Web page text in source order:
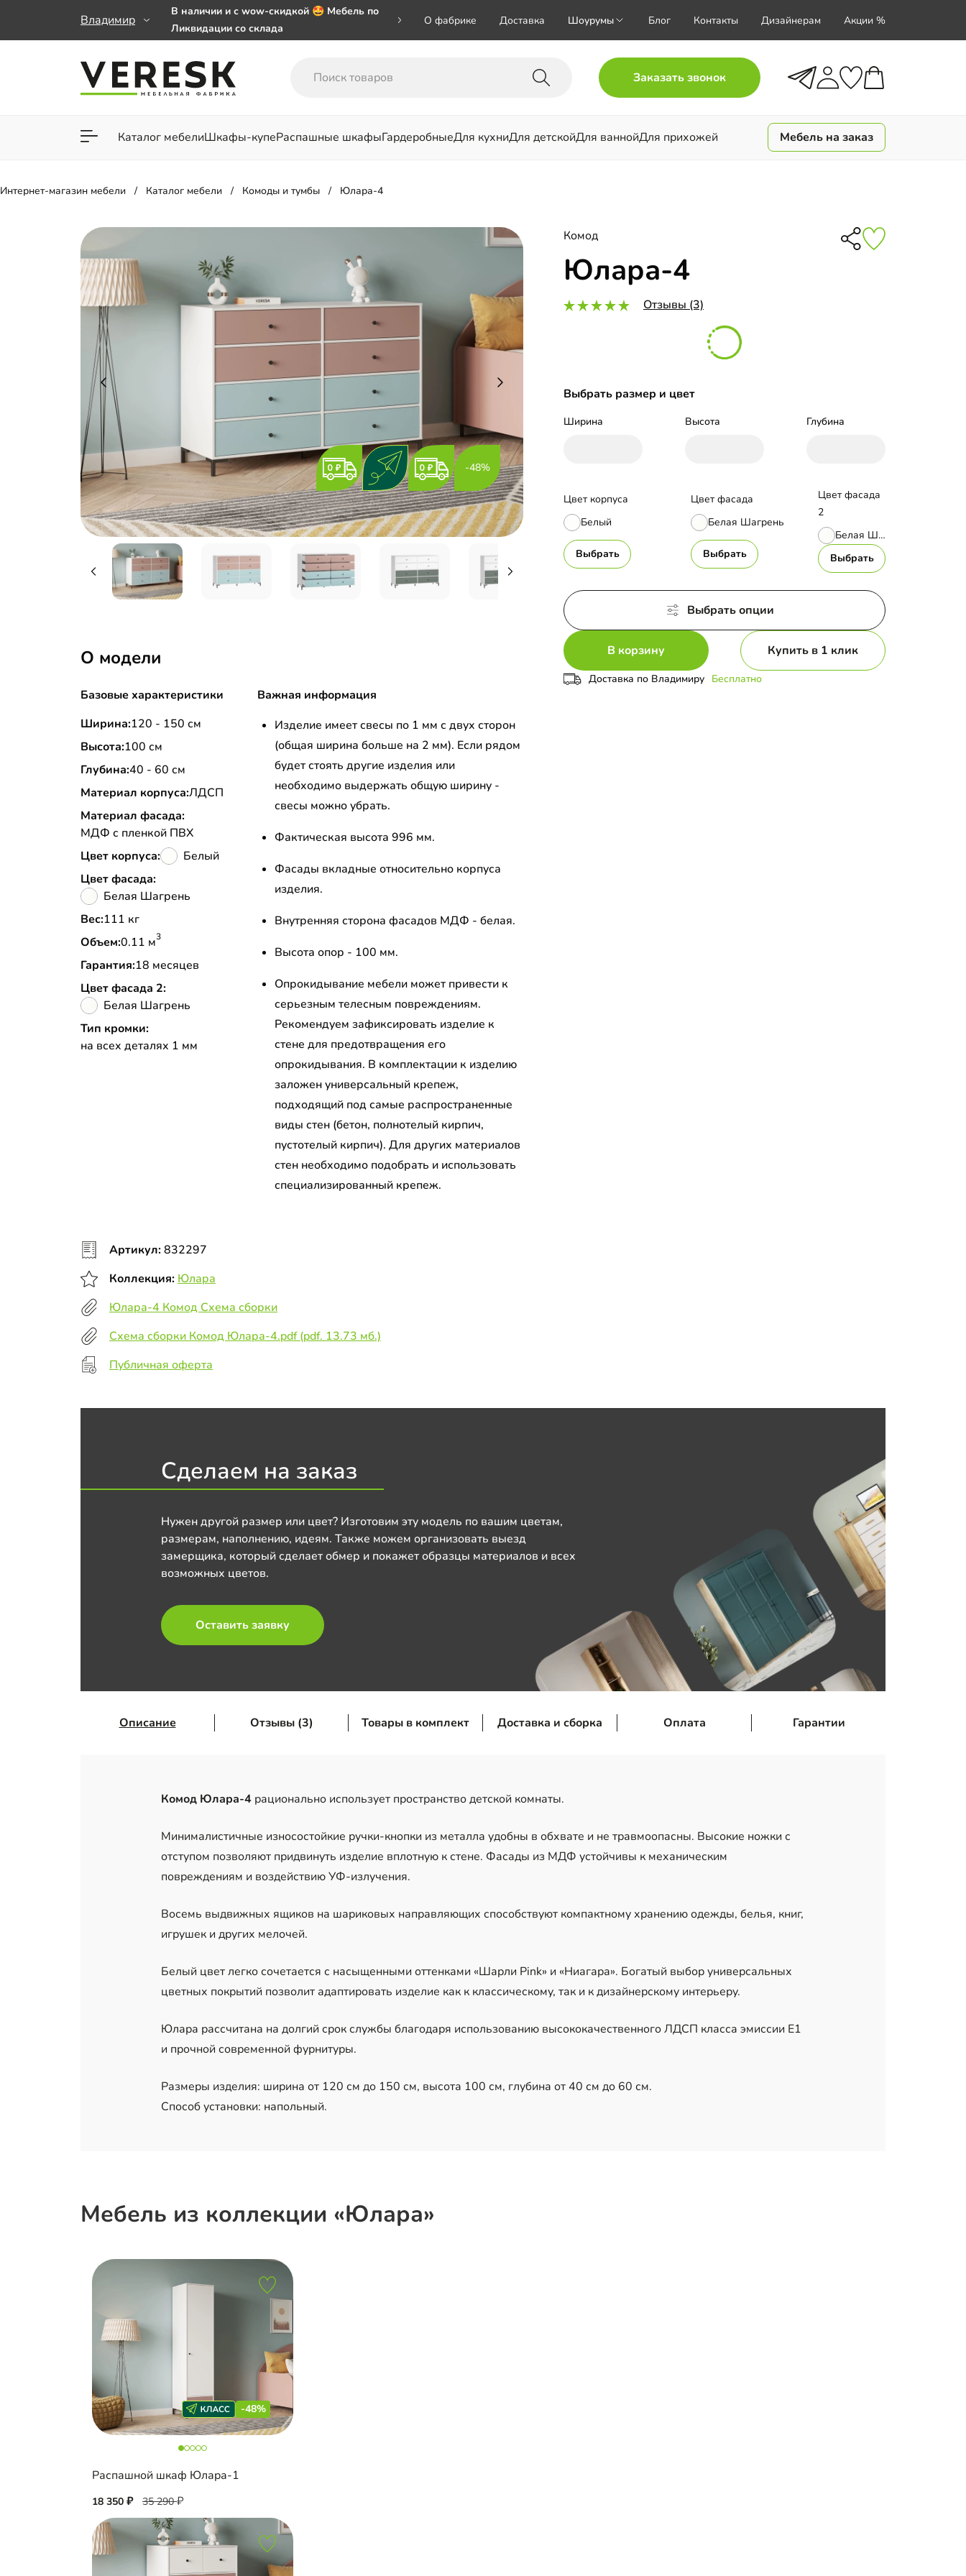
Владимир
В наличии и с wow-скидкой 🤩 Мебель по
Ликвидации со склада
заказе от 50 000 ₽
Важно! Наш Whatsapp переехал на номер
О фабрике Доставка Шоурумы Блог Контакты Дизайнерам Акции %
Заказать звонок
Каталог мебелиШкафы-купеРаспашные шкафыГардеробныеДля кухниДля детскойДля ваннойДля прихожей
Для гостиной Для спальни
Мебель на заказ
Интернет-магазин мебели Каталог мебели Комоды и тумбы Юлара-4
-48%
Комод
Юлара-4
Отзывы (3)
Выбрать размер и цвет
Ширина Высота Глубина
Цвет корпуса
Белый
Выбрать
Цвет фасада
Белая Шагрень
Выбрать
Цвет фасада
2
Белая Шагрень
Выбрать
Выбрать опции
В корзину Купить в 1 клик
Доставка по Владимиру Бесплатно
О модели
Базовые характеристики
Ширина:120 - 150 см
Высота:100 см
Глубина:40 - 60 см
Материал корпуса:ЛДСП
Материал фасада:
МДФ с пленкой ПВХ
Цвет корпуса:
Белый
Цвет фасада:
Белая Шагрень
Вес:
111 кг
Объем:
0.11 м3
Гарантия:18 месяцев
Цвет фасада 2:
Белая Шагрень
Тип кромки:
на всех деталях 1 мм
Важная информация
Изделие имеет свесы по 1 мм с двух сторон
(общая ширина больше на 2 мм). Если рядом
будет стоять другие изделия или
необходимо выдержать общую ширину -
свесы можно убрать.
Фактическая высота 996 мм.
Фасады вкладные относительно корпуса
изделия.
Внутренняя сторона фасадов МДФ - белая.
Высота опор - 100 мм.
Опрокидывание мебели может привести к
серьезным телесным повреждениям.
Рекомендуем зафиксировать изделие к
стене для предотвращения его
опрокидывания. В комплектации к изделию
заложен универсальный крепеж,
подходящий под самые распространенные
виды стен (бетон, полнотелый кирпич,
пустотелый кирпич). Для других материалов
стен необходимо подобрать и использовать
специализированный крепеж.
Артикул:832297
Коллекция: Юлара
Юлара-4 Комод Схема сборки
Схема сборки Комод Юлара-4.pdf (pdf. 13.73 мб.)
Публичная оферта
Сделаем на заказ
Нужен другой размер или цвет? Изготовим эту модель по вашим цветам,
размерам, наполнению, идеям. Также можем организовать выезд
замерщика, который сделает обмер и покажет образцы материалов и всех
возможных цветов.
Оставить заявку
Описание Отзывы (3) Товары в комплект Доставка и сборка Оплата Гарантии
Комод Юлара-4 рационально использует пространство детской комнаты.
Минималистичные износостойкие ручки-кнопки из металла удобны в обхвате и не травмоопасны. Высокие ножки с
отступом позволяют придвинуть изделие вплотную к стене. Фасады из МДФ устойчивы к механическим
повреждениям и воздействию УФ-излучения.
Восемь выдвижных ящиков на шариковых направляющих способствуют компактному хранению одежды, белья, книг,
игрушек и других мелочей.
Белый цвет легко сочетается с насыщенными оттенками «Шарли Pink» и «Ниагара». Богатый выбор универсальных
цветных покрытий позволит адаптировать изделие как к классическому, так и к дизайнерскому интерьеру.
Юлара рассчитана на долгий срок службы благодаря использованию высококачественного ЛДСП класса эмиссии Е1
и прочной современной фурнитуры.
Размеры изделия: ширина от 120 см до 150 см, высота 100 см, глубина от 40 см до 60 см.
Способ установки: напольный.
Мебель из коллекции «Юлара»
-48%
Распашной шкаф Юлара-1
18 350 35 290